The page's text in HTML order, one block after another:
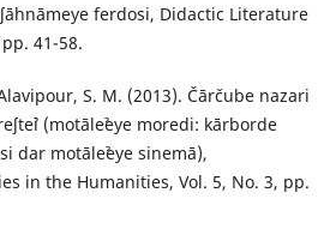
ferdosi, Didactic Literature
41-58.
S. M. (2013). Čārčube nazari
(motāleˀeye moredi: kārborde
dar motāleˀeye sinemā),
in the Humanities, Vol. 5, No. 3, pp.